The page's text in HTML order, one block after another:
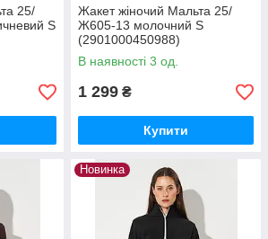
25/
S
Жакет жіночий Мальта 25/
Ж605-13 молочний S
(2901000450988)
В наявності 3 од.
1 299 ₴
Купити
Новинка